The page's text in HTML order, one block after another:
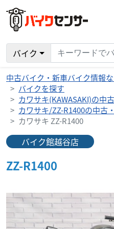
バイク
中古バイク・新車バイク情報
バイクを探す
カワサキ(KAWASAKI)の中
カワサキ/ZZ-R1400の中古
カワサキ ZZ-R1400
バイク館越谷店
ZZ-R1400